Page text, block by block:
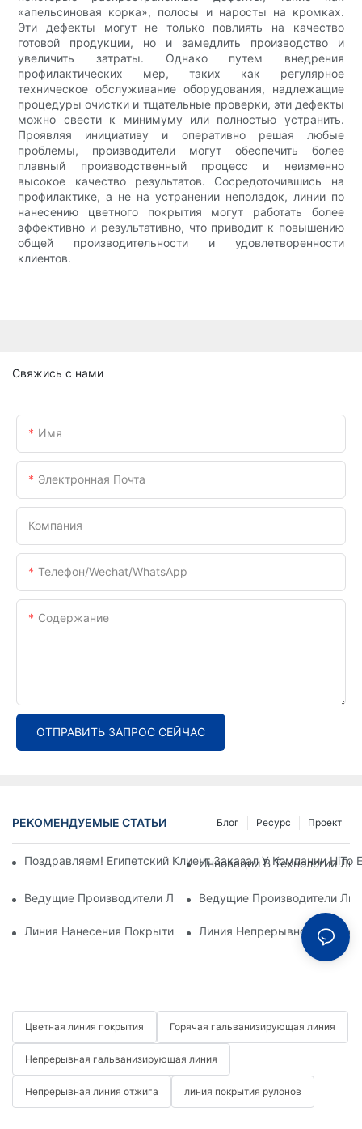
«апельсиновая корка», полосы и наросты на кромках.
Эти дефекты могут не только повлиять на качество
готовой продукции, но и замедлить производство и
увеличить затраты. Однако путем внедрения
профилактических мер, таких как регулярное
техническое обслуживание оборудования, надлежащие
процедуры очистки и тщательные проверки, эти дефекты
можно свести к минимуму или полностью устранить.
Проявляя инициативу и оперативно решая любые
проблемы, производители могут обеспечить более
плавный производственный процесс и неизменно
высокое качество результатов. Сосредоточившись на
профилактике, а не на устранении неполадок, линии по
нанесению цветного покрытия могут работать более
эффективно и результативно, что приводит к повышению
общей производительности и удовлетворенности
клиентов.
Свяжись с нами
Имя
Электронная Почта
Компания
Телефон/Wechat/WhatsApp
Содержание
ОТПРАВИТЬ ЗАПРОС СЕЙЧАС
РЕКОМЕНДУЕМЫЕ СТАТЬИ Проект
Ресурс
Блог
Поздравляем! Египетский Клиент Заказал У Компании
Инновации В Технологии
Ведущие Производители Линий Нанесения Покрытий На
Ведущие Производители
Линия Нанесения Покрытия На Рулоны: Необходимая
Линия Непрерывного
Цветная линия покрытия Горячая гальванизирующая линия
Непрерывная гальванизирующая линия
Непрерывная линия отжига линия покрытия рулонов